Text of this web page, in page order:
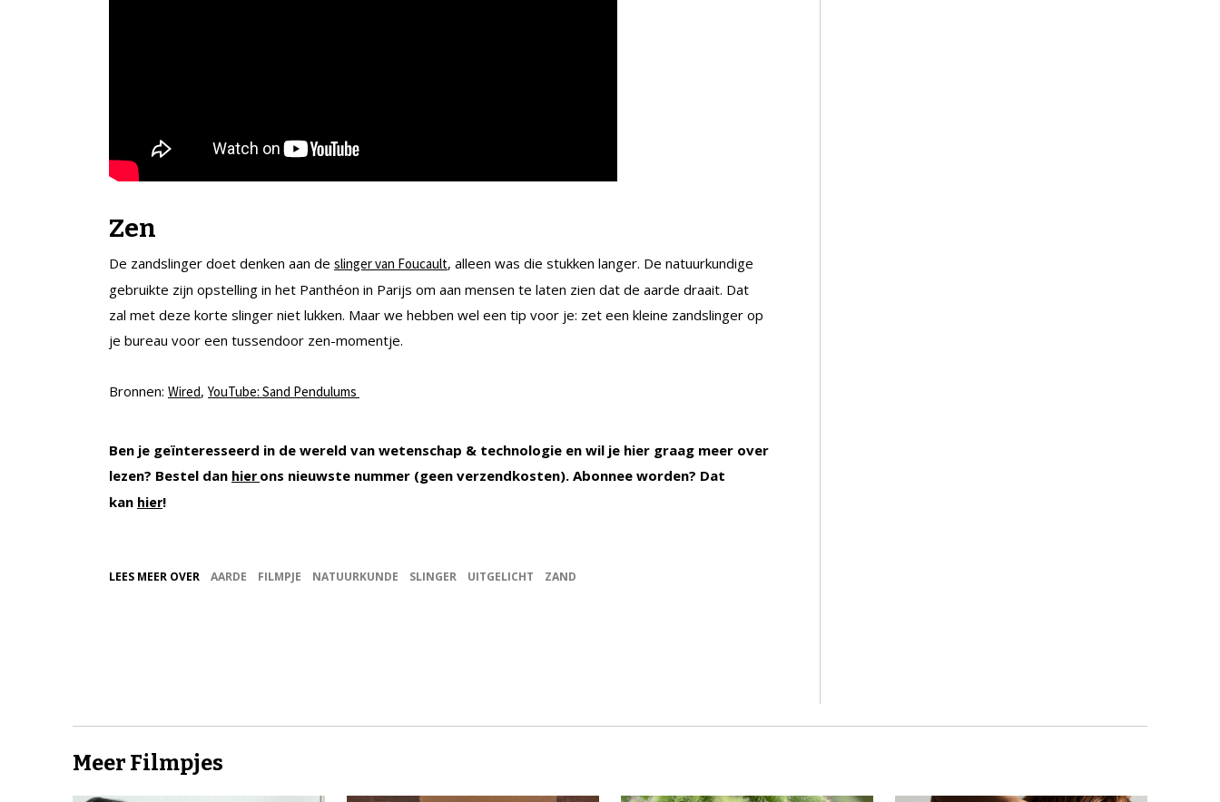
Zen
De zandslinger doet denken aan de slinger van Foucault, alleen was die stukken langer. De natuurkundige
gebruikte zijn opstelling in het Panthéon in Parijs om aan mensen te laten zien dat de aarde draait. Dat
zal met deze korte slinger niet lukken. Maar we hebben wel een tip voor je: zet een kleine zandslinger op
je bureau voor een tussendoor zen-momentje.
Bronnen: Wired, YouTube: Sand Pendulums
Ben je geïnteresseerd in de wereld van wetenschap & technologie en wil je hier graag meer over
lezen? Bestel dan hier ons nieuwste nummer (geen verzendkosten). Abonnee worden? Dat
kan hier!
LEES MEER OVER AARDE FILMPJE NATUURKUNDE SLINGER UITGELICHT ZAND
Meer Filmpjes